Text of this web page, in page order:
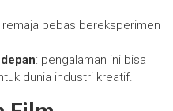
remaja bebas bereksperimen
: pengalaman ini bisa
dunia industri kreatif.